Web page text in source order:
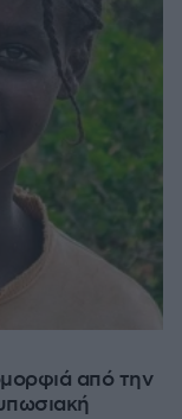
από την